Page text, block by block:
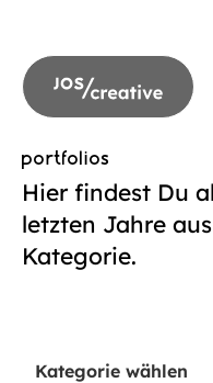
portfolios
Hier findest Du
letzten Jahre
Kategorie.
Kategorie wählen